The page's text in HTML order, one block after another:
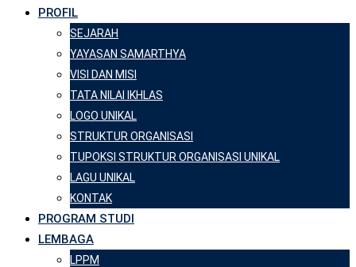
PROFIL
SEJARAH
YAYASAN SAMARTHYA
VISI DAN MISI
TATA NILAI IKHLAS
LOGO UNIKAL
STRUKTUR ORGANISASI
TUPOKSI STRUKTUR ORGANISASI UNIKAL
LAGU UNIKAL
KONTAK
PROGRAM STUDI
LEMBAGA
LPPM